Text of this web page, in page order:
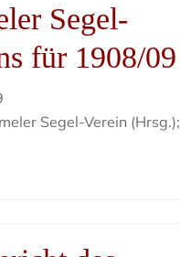
Segel-
für 1908/09
Segel-Verein (Hrsg.);